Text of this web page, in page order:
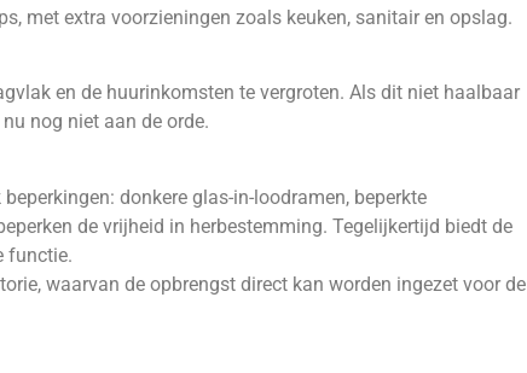
met extra voorzieningen zoals keuken, sanitair en opslag.
en de huurinkomsten te vergroten. Als dit niet haalbaar
nog niet aan de orde.
donkere glas-in-loodramen, beperkte
de vrijheid in herbestemming. Tegelijkertijd biedt de
functie.
waarvan de opbrengst direct kan worden ingezet voor de